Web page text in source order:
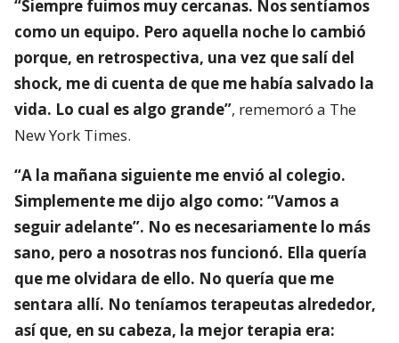
“Siempre fuimos muy cercanas. Nos sentíamos
como un equipo. Pero aquella noche lo cambió
porque, en retrospectiva, una vez que salí del
shock, me di cuenta de que me había salvado la
vida. Lo cual es algo grande”, rememoró a The
New York Times.
“A la mañana siguiente me envió al colegio.
Simplemente me dijo algo como: “Vamos a
seguir adelante”. No es necesariamente lo más
sano, pero a nosotras nos funcionó. Ella quería
que me olvidara de ello. No quería que me
sentara allí. No teníamos terapeutas alrededor,
así que, en su cabeza, la mejor terapia era: